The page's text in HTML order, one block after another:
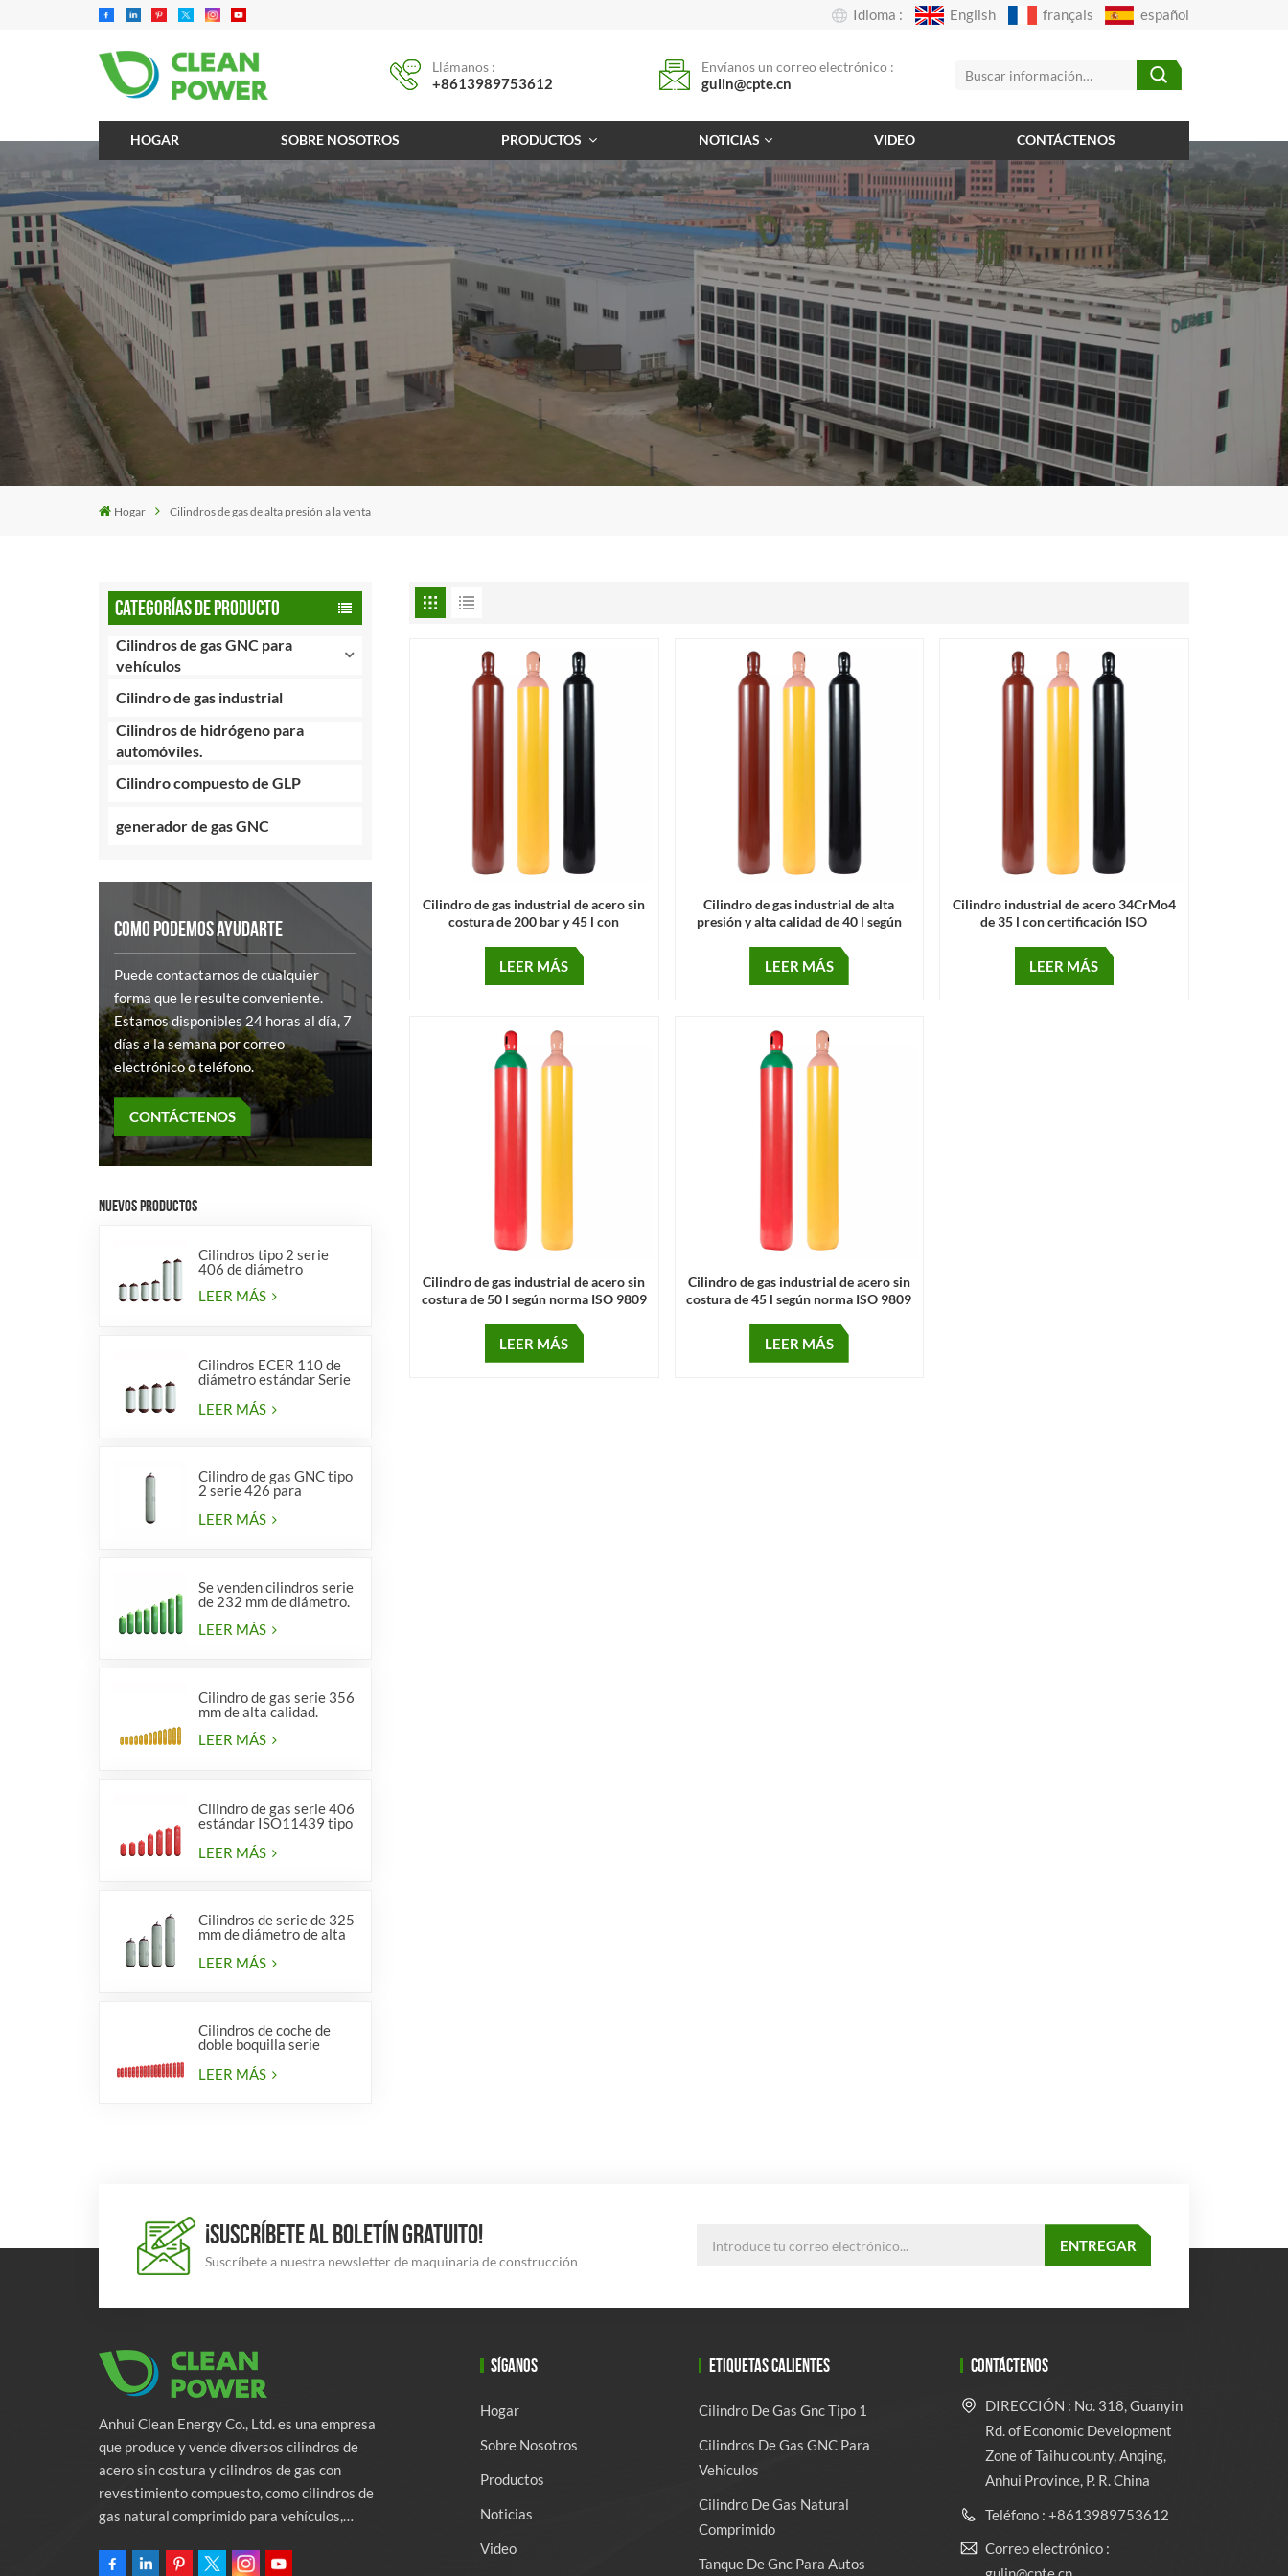
Idioma : English français español
Llámanos :
+8613989753612
Envíanos un correo electrónico :
gulin@cpte.cn
HOGAR SOBRE NOSOTROS PRODUCTOS NOTICIAS VIDEO CONTÁCTENOS
Hogar Cilindros de gas de alta presión a la venta
CATEGORÍAS DE PRODUCTO
Cilindros de gas GNC para
vehículos
Cilindro de gas industrial
Cilindros de hidrógeno para
automóviles.
Cilindro compuesto de GLP
generador de gas GNC
COMO PODEMOS AYUDARTE
Puede contactarnos de cualquier
forma que le resulte conveniente.
Estamos disponibles 24 horas al día, 7
días a la semana por correo
electrónico o teléfono.
CONTÁCTENOS
NUEVOS PRODUCTOS
Cilindros tipo 2 serie
406 de diámetro
LEER MÁS
Cilindros ECER 110 de
diámetro estándar Serie
LEER MÁS
Cilindro de gas GNC tipo
2 serie 426 para
LEER MÁS
Se venden cilindros serie
de 232 mm de diámetro.
LEER MÁS
Cilindro de gas serie 356
mm de alta calidad.
LEER MÁS
Cilindro de gas serie 406
estándar ISO11439 tipo
LEER MÁS
Cilindros de serie de 325
mm de diámetro de alta
LEER MÁS
Cilindros de coche de
doble boquilla serie
LEER MÁS
Cilindro de gas industrial de acero sin
costura de 200 bar y 45 l con
LEER MÁS
Cilindro de gas industrial de alta
presión y alta calidad de 40 l según
LEER MÁS
Cilindro industrial de acero 34CrMo4
de 35 l con certificación ISO
LEER MÁS
Cilindro de gas industrial de acero sin
costura de 50 l según norma ISO 9809
LEER MÁS
Cilindro de gas industrial de acero sin
costura de 45 l según norma ISO 9809
LEER MÁS
¡SUSCRÍBETE AL BOLETÍN GRATUITO!
Suscríbete a nuestra newsletter de maquinaria de construcción
Anhui Clean Energy Co., Ltd. es una empresa
que produce y vende diversos cilindros de
acero sin costura y cilindros de gas con
revestimiento compuesto, como cilindros de
gas natural comprimido para vehículos,
incendios. La empresa se compromete a
SÍGANOS
Hogar
Sobre Nosotros
Productos
Noticias
Video
ETIQUETAS CALIENTES
Cilindro De Gas Gnc Tipo 1
Cilindros De Gas GNC Para
Vehículos
Cilindro De Gas Natural
Comprimido
Tanque De Gnc Para Autos
CONTÁCTENOS
DIRECCIÓN : No. 318, Guanyin
Rd. of Economic Development
Zone of Taihu county, Anqing,
Anhui Province, P. R. China
Teléfono : +8613989753612
Correo electrónico :